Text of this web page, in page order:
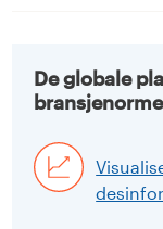
De globale